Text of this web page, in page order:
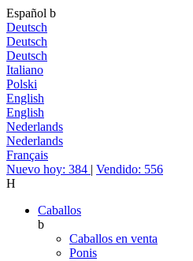
Español b
Deutsch
Deutsch
Deutsch
Italiano
Polski
English
English
Nederlands
Nederlands
Français
Nuevo hoy: 384 | Vendido: 556
H
Caballos
b
Caballos en venta
Ponis